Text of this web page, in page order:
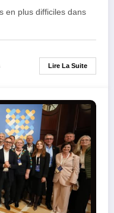
en plus difficiles dans
Lire La Suite